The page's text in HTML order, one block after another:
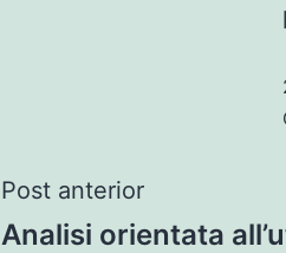
Post anterior
Analisi orientata